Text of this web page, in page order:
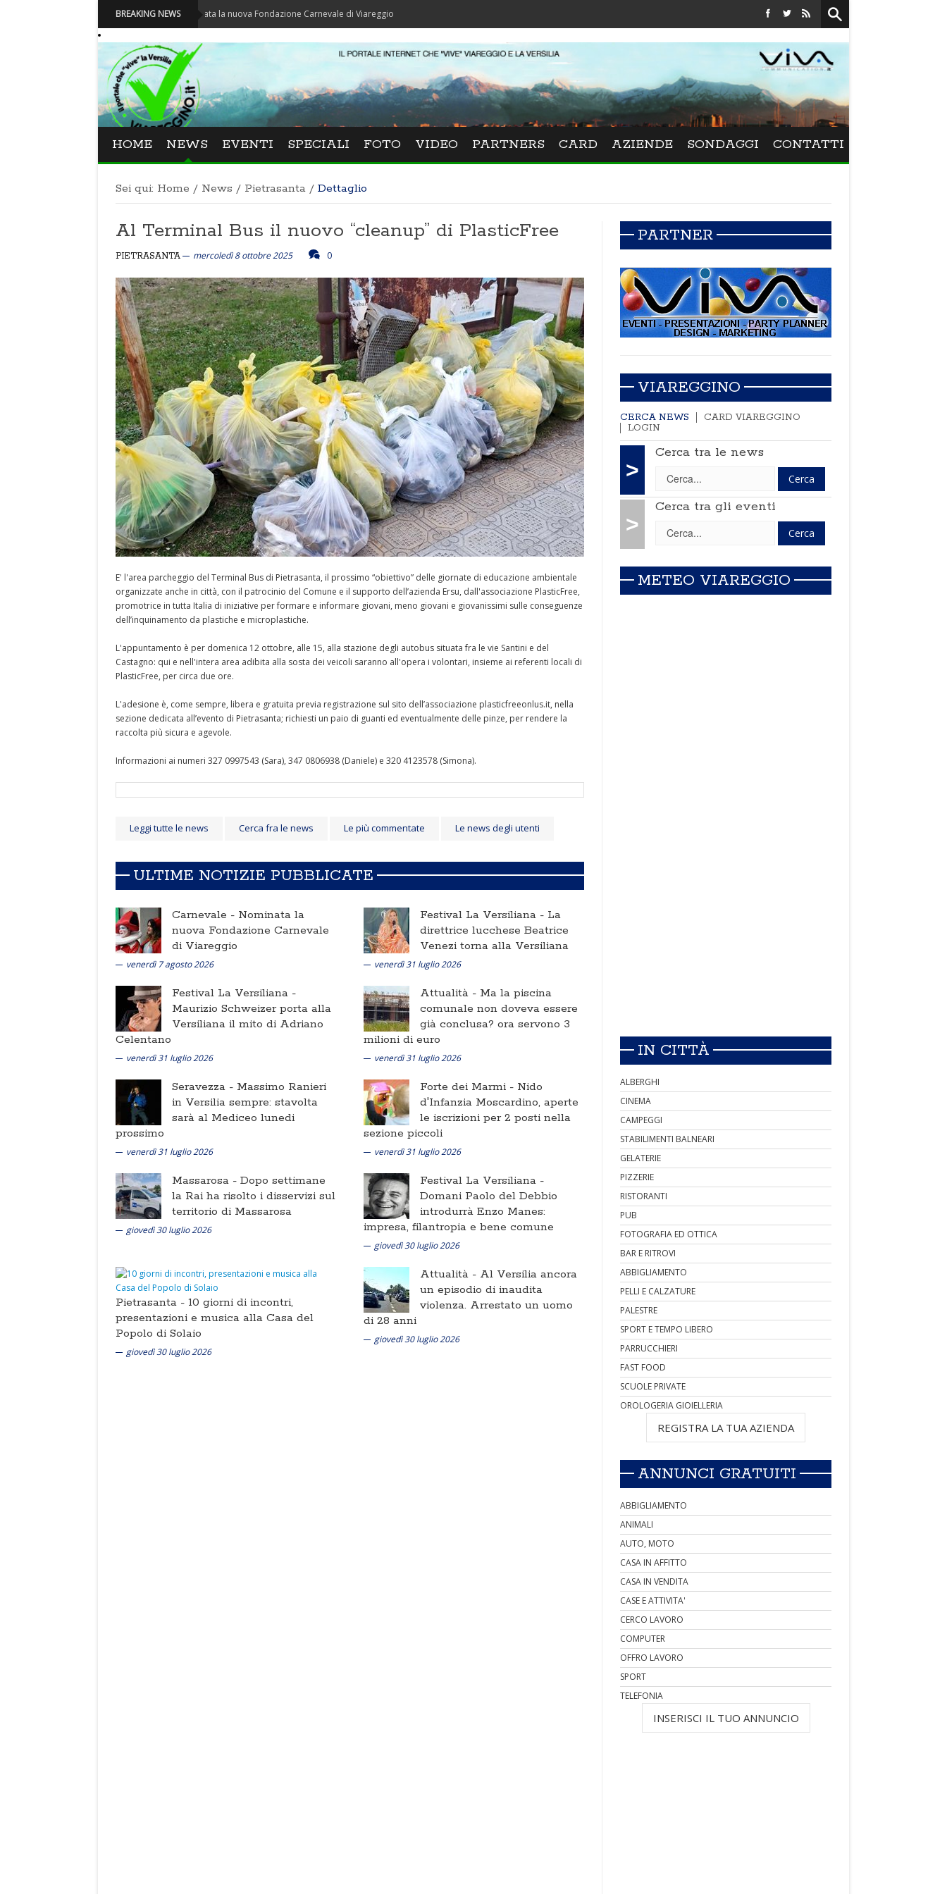
BREAKING NEWS
Carnevale - Nominata la nuova Fondazione Carnevale di Viareggio Festival La Versiliana - La direttrice lucchese Beatrice
HOME NEWS EVENTI SPECIALI FOTO VIDEO PARTNERS CARD AZIENDE SONDAGGI CONTATTI
Sei qui: Home / News / Pietrasanta / Dettaglio
Al Terminal Bus il nuovo “cleanup” di PlasticFree
PIETRASANTA mercoledì 8 ottobre 2025 0
E' l'area parcheggio del Terminal Bus di Pietrasanta, il prossimo “obiettivo” delle giornate di educazione ambientale
organizzate anche in città, con il patrocinio del Comune e il supporto dell’azienda Ersu, dall'associazione PlasticFree,
promotrice in tutta Italia di iniziative per formare e informare giovani, meno giovani e giovanissimi sulle conseguenze
dell’inquinamento da plastiche e microplastiche.
L'appuntamento è per domenica 12 ottobre, alle 15, alla stazione degli autobus situata fra le vie Santini e del
Castagno: qui e nell'intera area adibita alla sosta dei veicoli saranno all'opera i volontari, insieme ai referenti locali di
PlasticFree, per circa due ore.
L'adesione è, come sempre, libera e gratuita previa registrazione sul sito dell’associazione plasticfreeonlus.it, nella
sezione dedicata all’evento di Pietrasanta; richiesti un paio di guanti ed eventualmente delle pinze, per rendere la
raccolta più sicura e agevole.
Informazioni ai numeri 327 0997543 (Sara), 347 0806938 (Daniele) e 320 4123578 (Simona).
Leggi tutte le news Cerca fra le news Le più commentate Le news degli utenti
ULTIME NOTIZIE PUBBLICATE
Carnevale - Nominata la
nuova Fondazione Carnevale
di Viareggio
venerdì 7 agosto 2026
Festival La Versiliana - La
direttrice lucchese Beatrice
Venezi torna alla Versiliana
venerdì 31 luglio 2026
Festival La Versiliana -
Maurizio Schweizer porta alla
Versiliana il mito di Adriano
Celentano
venerdì 31 luglio 2026
Attualità - Ma la piscina
comunale non doveva essere
già conclusa? ora servono 3
milioni di euro
venerdì 31 luglio 2026
Seravezza - Massimo Ranieri
in Versilia sempre: stavolta
sarà al Mediceo lunedi
prossimo
venerdì 31 luglio 2026
Forte dei Marmi - Nido
d'Infanzia Moscardino, aperte
le iscrizioni per 2 posti nella
sezione piccoli
venerdì 31 luglio 2026
Massarosa - Dopo settimane
la Rai ha risolto i disservizi sul
territorio di Massarosa
giovedì 30 luglio 2026
Festival La Versiliana -
Domani Paolo del Debbio
introdurrà Enzo Manes:
impresa, filantropia e bene comune
giovedì 30 luglio 2026
Pietrasanta - 10 giorni di incontri,
presentazioni e musica alla Casa del
Popolo di Solaio
giovedì 30 luglio 2026
Attualità - Al Versilia ancora
un episodio di inaudita
violenza. Arrestato un uomo
di 28 anni
giovedì 30 luglio 2026
PARTNER
VIAREGGINO
CERCA NEWS
CARD VIAREGGINO
LOGIN
>
Cerca tra le news
>
Cerca tra gli eventi
METEO VIAREGGIO
IN CITTÀ
ALBERGHI
CINEMA
CAMPEGGI
STABILIMENTI BALNEARI
GELATERIE
PIZZERIE
RISTORANTI
PUB
FOTOGRAFIA ED OTTICA
BAR E RITROVI
ABBIGLIAMENTO
PELLI E CALZATURE
PALESTRE
SPORT E TEMPO LIBERO
PARRUCCHIERI
FAST FOOD
SCUOLE PRIVATE
OROLOGERIA GIOIELLERIA
REGISTRA LA TUA AZIENDA
ANNUNCI GRATUITI
ABBIGLIAMENTO
ANIMALI
AUTO, MOTO
CASA IN AFFITTO
CASA IN VENDITA
CASE E ATTIVITA'
CERCO LAVORO
COMPUTER
OFFRO LAVORO
SPORT
TELEFONIA
INSERISCI IL TUO ANNUNCIO